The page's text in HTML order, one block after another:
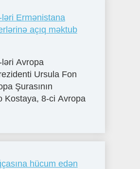
Ermənistana
açıq məktub
Avropa
Ursula Fon
Şurasının
Kostaya, 8-ci Avropa
hücum edən